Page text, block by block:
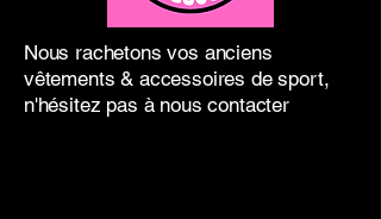
Nous rachetons vos anciens
vêtements & accessoires de sport,
n'hésitez pas à nous contacter